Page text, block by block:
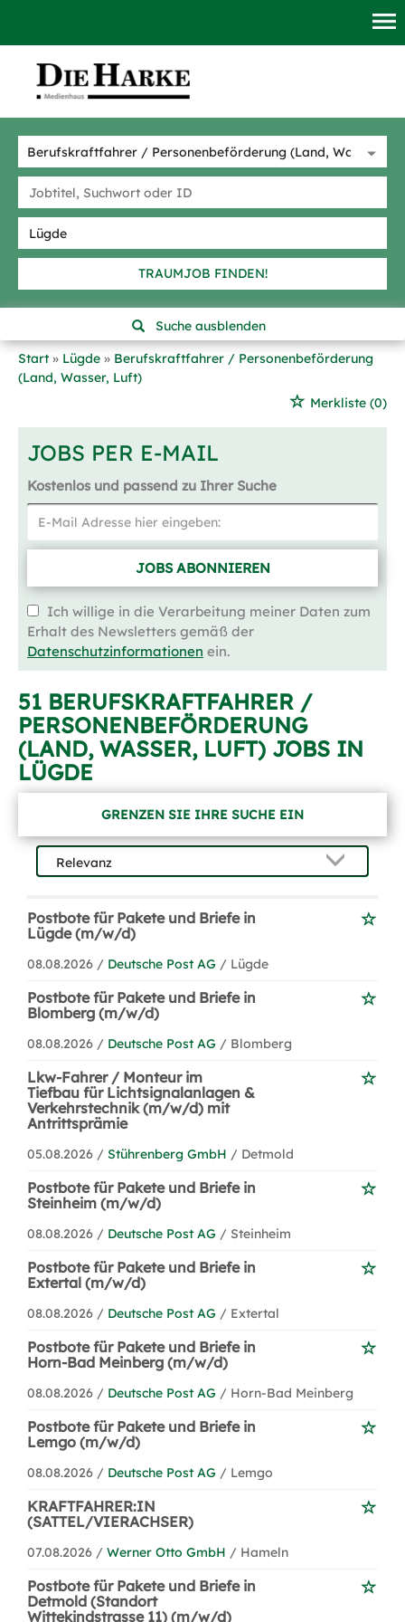
TRAUMJOB FINDEN!
Suche ausblenden
Start
Lügde
Berufskraftfahrer / Personenbeförderung
(Land, Wasser, Luft)
Merkliste (0)
JOBS PER E-MAIL
Kostenlos und passend zu Ihrer Suche
JOBS ABONNIEREN
Ich willige in die Verarbeitung meiner Daten zum
Erhalt des Newsletters gemäß der
Datenschutzinformationen ein.
51 BERUFSKRAFTFAHRER /
PERSONENBEFÖRDERUNG
(LAND, WASSER, LUFT) JOBS IN
LÜGDE
GRENZEN SIE IHRE SUCHE EIN
Postbote für Pakete und Briefe in
Lügde (m/w/d)
08.08.2026 / Deutsche Post AG / Lügde
Postbote für Pakete und Briefe in
Blomberg (m/w/d)
08.08.2026 / Deutsche Post AG / Blomberg
Lkw-Fahrer / Monteur im
Tiefbau für Lichtsignalanlagen &
Verkehrstechnik (m/w/d) mit
Antrittsprämie
05.08.2026 / Stührenberg GmbH / Detmold
Postbote für Pakete und Briefe in
Steinheim (m/w/d)
08.08.2026 / Deutsche Post AG / Steinheim
Postbote für Pakete und Briefe in
Extertal (m/w/d)
08.08.2026 / Deutsche Post AG / Extertal
Postbote für Pakete und Briefe in
Horn-Bad Meinberg (m/w/d)
08.08.2026 / Deutsche Post AG / Horn-Bad Meinberg
Postbote für Pakete und Briefe in
Lemgo (m/w/d)
08.08.2026 / Deutsche Post AG / Lemgo
KRAFTFAHRER:IN
(SATTEL/VIERACHSER)
07.08.2026 / Werner Otto GmbH / Hameln
Postbote für Pakete und Briefe in
Detmold (Standort
Wittekindstrasse 11) (m/w/d)